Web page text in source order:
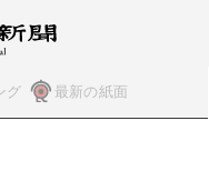
グ 最新の紙面